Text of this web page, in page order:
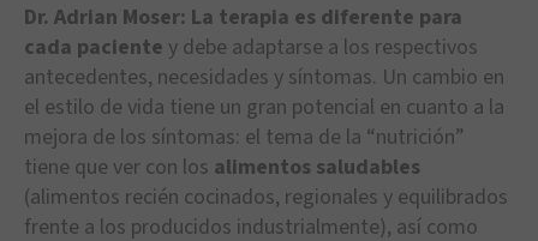
Dr. Adrian Moser: La terapia es diferente para
cada paciente y debe adaptarse a los respectivos
antecedentes, necesidades y síntomas. Un cambio en
el estilo de vida tiene un gran potencial en cuanto a la
mejora de los síntomas: el tema de la “nutrición”
tiene que ver con los alimentos saludables
(alimentos recién cocinados, regionales y equilibrados
frente a los producidos industrialmente), así como